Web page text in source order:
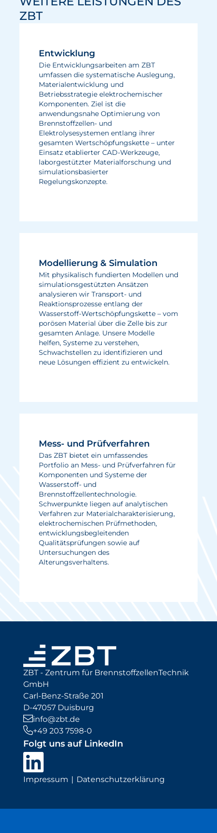
ZBT
Entwicklung
Die Entwicklungsarbeiten am ZBT
umfassen die systematische Auslegung,
Materialentwicklung und
Betriebsstrategie elektrochemischer
Komponenten. Ziel ist die
anwendungsnahe Optimierung von
Brennstoffzellen- und
Elektrolysesystemen entlang ihrer
gesamten Wertschöpfungskette – unter
Einsatz etablierter CAD-Werkzeuge,
laborgestützter Materialforschung und
simulationsbasierter
Regelungskonzepte.
Modellierung & Simulation
Mit physikalisch fundierten Modellen und
simulationsgestützten Ansätzen
analysieren wir Transport- und
Reaktionsprozesse entlang der
Wasserstoff-Wertschöpfungskette – vom
porösen Material über die Zelle bis zur
gesamten Anlage. Unsere Modelle
helfen, Systeme zu verstehen,
Schwachstellen zu identifizieren und
neue Lösungen effizient zu entwickeln.
Mess- und Prüfverfahren
Das ZBT bietet ein umfassendes
Portfolio an Mess- und Prüfverfahren für
Komponenten und Systeme der
Wasserstoff- und
Brennstoffzellentechnologie.
Schwerpunkte liegen auf analytischen
Verfahren zur Materialcharakterisierung,
elektrochemischen Prüfmethoden,
entwicklungsbegleitenden
Qualitätsprüfungen sowie auf
Untersuchungen des
Alterungsverhaltens.
ZBT - Zentrum für BrennstoffzellenTechnik
GmbH
Carl-Benz-Straße 201
D-47057 Duisburg
info@zbt.de
+49 203 7598-0
Folgt uns auf LinkedIn
Impressum Datenschutzerklärung